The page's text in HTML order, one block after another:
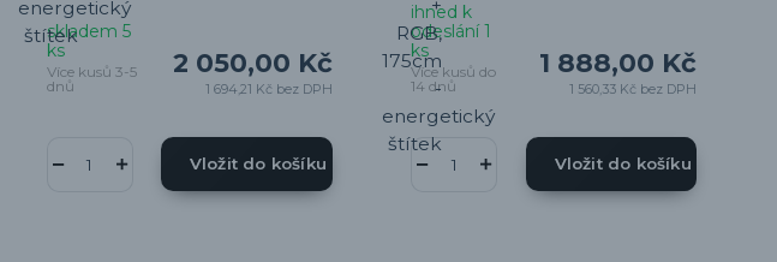
2 050,00 Kč
1 694,21 Kč bez DPH
skladem 5
ks
Více kusů 3-5
dnů
Vložit do košíku
1 888,00 Kč
1 560,33 Kč bez DPH
ihned k
odeslání 1
ks
Více kusů do
14 dnů
Vložit do košíku